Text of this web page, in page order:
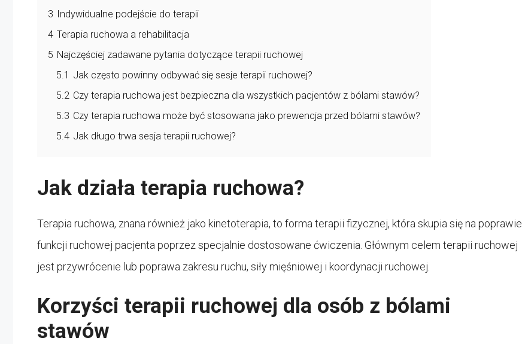
3 Indywidualne podejście do terapii
4 Terapia ruchowa a rehabilitacja
5 Najczęściej zadawane pytania dotyczące terapii ruchowej
5.1 Jak często powinny odbywać się sesje terapii ruchowej?
5.2 Czy terapia ruchowa jest bezpieczna dla wszystkich pacjentów z bólami stawów?
5.3 Czy terapia ruchowa może być stosowana jako prewencja przed bólami stawów?
5.4 Jak długo trwa sesja terapii ruchowej?
Jak działa terapia ruchowa?
Terapia ruchowa, znana również jako kinetoterapia, to forma terapii fizycznej, która skupia się na poprawie
funkcji ruchowej pacjenta poprzez specjalnie dostosowane ćwiczenia. Głównym celem terapii ruchowej
jest przywrócenie lub poprawa zakresu ruchu, siły mięśniowej i koordynacji ruchowej.
Korzyści terapii ruchowej dla osób z bólami
stawów